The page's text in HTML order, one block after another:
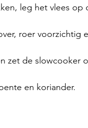
leg het vlees
roer voorzichtig
zet de slowcooker
en koriander.